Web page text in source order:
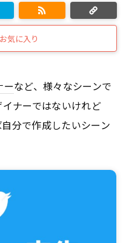
気に入り
ーなど、様々なシーンで
ナーではないけれど
分で作成したいシーン